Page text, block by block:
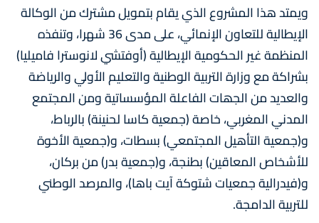
ويمتد هذا المشروع الذي يقام بتمويل مشترك من الوكالة
الإيطالية للتعاون الإنمائي، على مدى 36 شهرا، وتنفذه
المنظمة غير الحكومية الإيطالية (أوفتشي لانوسترا فاميليا)
بشراكة مع وزارة التربیة الوطنیة والتعلیم الأولي والریاضة
والعدید من الجھات الفاعلة المؤسساتیة ومن المجتمع
المدني المغربي، خاصة (جمعیة كاسا لحنینة) بالرباط،
و(جمعیة التأھیل المجتمعي) بسطات، و(جمعیة الأخوة
للأشخاص المعاقین) بطنجة، و(جمعیة بدر) من بركان،
و(فیدرالیة جمعیات شتوكة آیت باھا)، والمرصد الوطني
للتربیة الدامجة.